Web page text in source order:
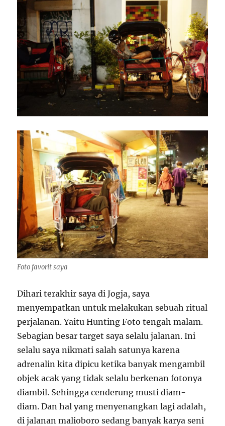
Foto favorit saya
Dihari terakhir saya di Jogja, saya
menyempatkan untuk melakukan sebuah ritual
perjalanan. Yaitu Hunting Foto tengah malam.
Sebagian besar target saya selalu jalanan. Ini
selalu saya nikmati salah satunya karena
adrenalin kita dipicu ketika banyak mengambil
objek acak yang tidak selalu berkenan fotonya
diambil. Sehingga cenderung musti diam-
diam. Dan hal yang menyenangkan lagi adalah,
di jalanan malioboro sedang banyak karya seni